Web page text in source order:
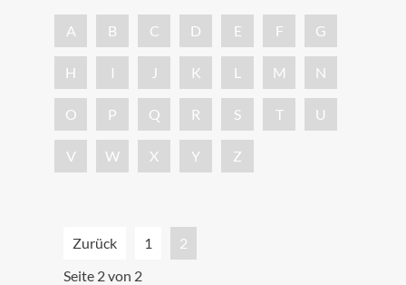
A B C D E F G
H I J K L M N
O P Q R S T U
V W X Y Z
Zurück 1
2
Seite 2 von 2